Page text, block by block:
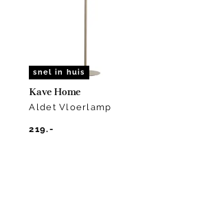
snel in huis
Kave Home
Aldet Vloerlamp
219.-